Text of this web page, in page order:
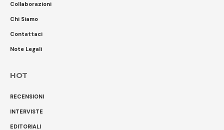
Collaborazioni
Chi Siamo
Contattaci
Note Legali
HOT
RECENSIONI
INTERVISTE
EDITORIALI